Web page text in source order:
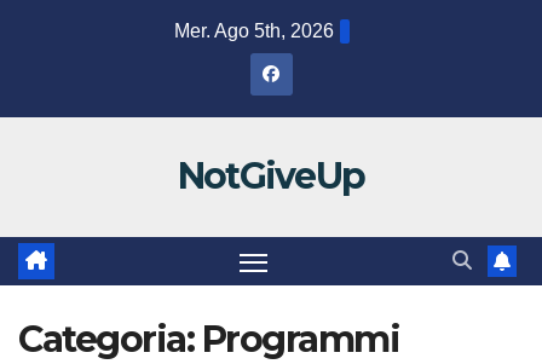
Mer. Ago 5th, 2026
NotGiveUp
Categoria: Programmi